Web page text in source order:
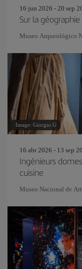
16 jun 2026 - 20 sep
Sur la
Museo Arqueológico
Image: Giorgio G
16 abr 2026 - 13 sep
Ingénieurs
cuisine
Museo Nacional de